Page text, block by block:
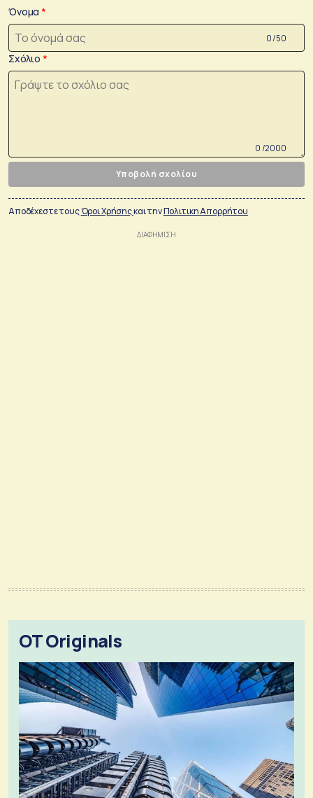
Όνομα
0 /50
Σχόλιο
0 /2000
Υποβολή σχολίου
Αποδέχεστε τουςΌροι Χρήσηςκαι τηνΠολιτικη Απορρήτου
OT Originals